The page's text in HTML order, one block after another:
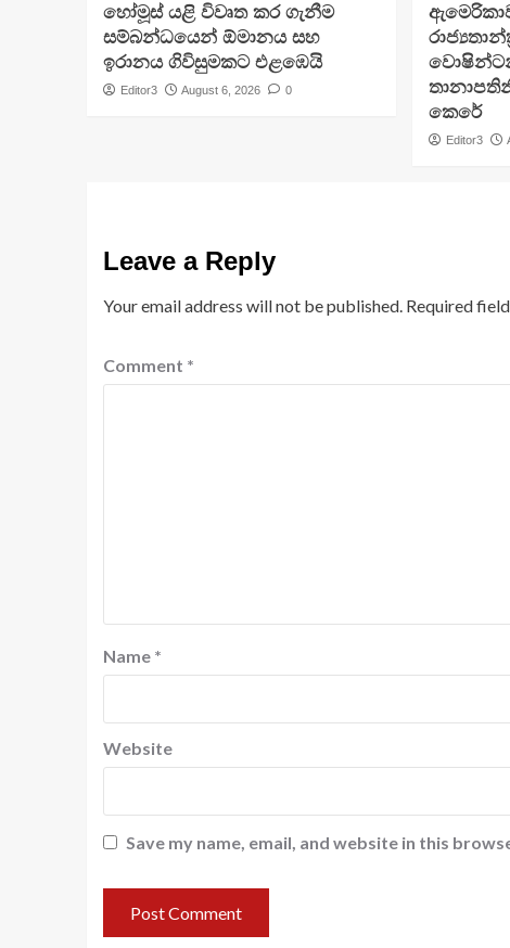
හෝමූස් යළි විවෘත කර ගැනීම
සම්බන්ධයෙන් ඕමානය සහ
ඉරානය ගිවිසුමකට එළඹෙයි
Editor3 August 6, 2026 0
කෙරේ
Editor3
Leave a Reply
Your email address will not be published. Required
Comment *
Name *
Website
Save my name, email, and website in this